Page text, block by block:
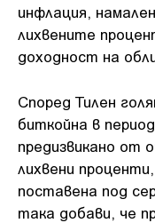
инфлация,
лихвените
доходност на
Според Тилен
биткойна в
предизвикано от
лихвени
поставена под
така добави, че